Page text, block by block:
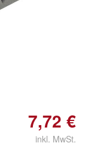
7,72 €
inkl. MwSt.